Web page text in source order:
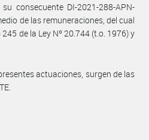
consecuente DI-2021-288-APN-
de las remuneraciones, del cual
de la Ley Nº 20.744 (t.o. 1976) y
actuaciones, surgen de las